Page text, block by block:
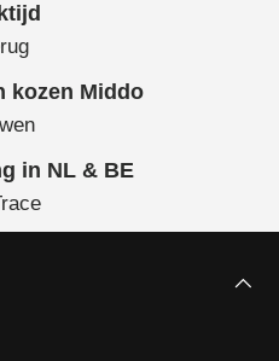
kozen Middo
in NL & BE